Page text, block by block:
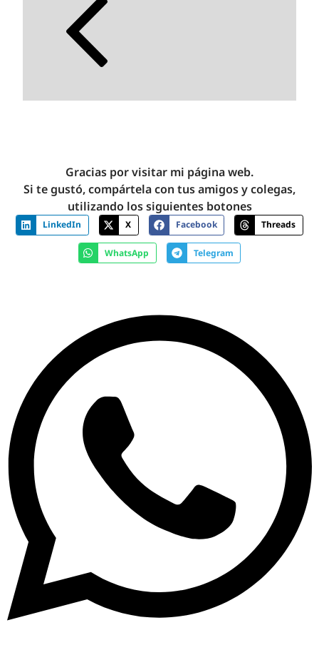
Gracias por visitar mi página web.
Si te gustó, compártela con tus amigos y colegas,
utilizando los siguientes botones
LinkedIn X Facebook Threads
WhatsApp Telegram